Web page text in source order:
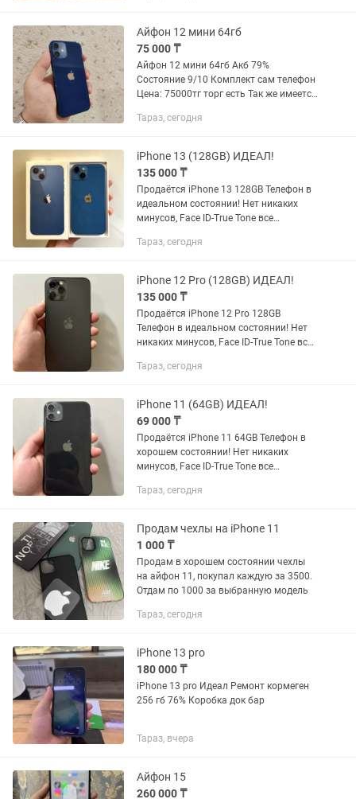
Айфон 12 мини 64гб
75 000 ₸
Айфон 12 мини 64гб Акб 79%
Состояние 9/10 Комплект сам телефон
Цена: 75000тг торг есть Так же имеется
пишите звоните
Тараз, сегодня
iPhone 13 (128GB) ИДЕАЛ!
135 000 ₸
Продаётся iPhone 13 128GB Телефон в
идеальном состоянии! Нет никаких
минусов, Face ID-True Tone все
Состояние аккумулятора 100%
Тараз, сегодня
iPhone 12 Pro (128GB) ИДЕАЛ!
135 000 ₸
Продаётся iPhone 12 Pro 128GB
Телефон в идеальном состоянии! Нет
никаких минусов, Face ID-True Tone все
проверки! Состояние аккумулятора
Тараз, сегодня
iPhone 11 (64GB) ИДЕАЛ!
69 000 ₸
Продаётся iPhone 11 64GB Телефон в
хорошем состоянии! Нет никаких
минусов, Face ID-True Tone все
проверки! Состояние аккумулятора
Тараз, сегодня
Продам чехлы на iPhone 11
1 000 ₸
Продам в хорошем состоянии чехлы
на айфон 11, покупал каждую за 3500.
Отдам по 1000 за выбранную модель
Тараз, сегодня
iPhone 13 pro
180 000 ₸
iPhone 13 pro Идеал Ремонт кормеген
256 гб 76% Коробка док бар
Тараз, вчера
Айфон 15
260 000 ₸